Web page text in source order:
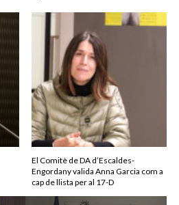
El Comitè de DA d’Escaldes-
Engordany valida Anna Garcia com a
cap de llista per al 17-D